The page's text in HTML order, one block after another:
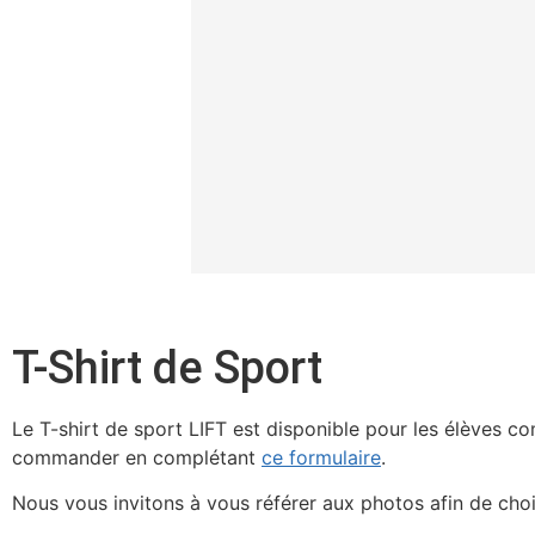
T-Shirt de Sport
Le T-shirt de sport LIFT est disponible pour les élèves
commander en complétant ce formulaire.
Nous vous invitons à vous référer aux photos afin de